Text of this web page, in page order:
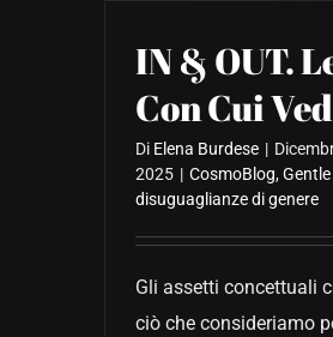
IN & OUT.
Con Cui
Di Elena Burdese |
2025 | CosmoBlog,
disuguaglianze di genere
Gli assetti concettuali
ciò che consideriamo